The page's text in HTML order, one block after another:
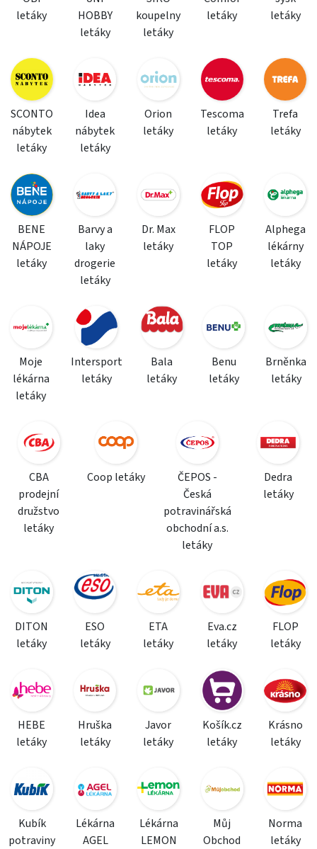
letáky
HOBBY
letáky
koupelny
letáky
letáky
letáky
SCONTO
nábytek
letáky
Idea
nábytek
letáky
Orion
letáky
Tescoma
letáky
Trefa
letáky
BENE
NÁPOJE
letáky
Barvy a
laky
drogerie
letáky
Dr. Max
letáky
FLOP
TOP
letáky
Alphega
lékárny
letáky
Moje
lékárna
letáky
Intersport
letáky
Bala
letáky
Benu
letáky
Brněnka
letáky
CBA
prodejní
družstvo
letáky
Coop letáky
ČEPOS -
Česká
potravinářská
obchodní a.s.
letáky
Dedra
letáky
DITON
letáky
ESO
letáky
ETA
letáky
Eva.cz
letáky
FLOP
letáky
HEBE
letáky
Hruška
letáky
Javor
letáky
Košík.cz
letáky
Krásno
letáky
Kubík
potraviny
Lékárna
AGEL
Lékárna
LEMON
Můj
Obchod
Norma
letáky